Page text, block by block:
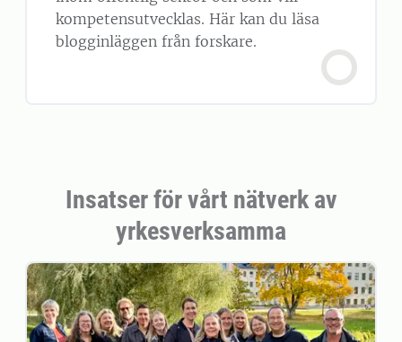
kompetensutvecklas. Här kan du läsa
blogginläggen från forskare.
Insatser för vårt nätverk av
yrkesverksamma